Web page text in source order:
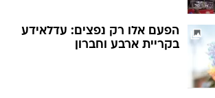
הפעם אלו רק נפצים: עדלאידע
בקריית ארבע וחברון